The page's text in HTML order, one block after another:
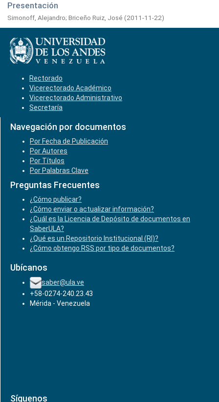
Presentación
Simonoff, Alejandro; Briceño Ruiz, José (2011-11-22)
Rectorado
Vicerectorado Académico
Vicerectorado Administrativo
Secretaría
Navegación por documentos
Por Fecha de Publicación
Por Autores
Por Títulos
Por Palabras Clave
Preguntas Frecuentes
¿Cómo publicar?
¿Cómo enviar o actualizar información?
¿Cuál es la Licencia de Depósito de documentos en
SaberULA?
¿Qué es un Repositorio Institucional (RI)?
¿Cómo obtengo RSS por tipo de documentos?
Ubícanos
saber@ula.ve
+58-0274-240.23.43
Mérida - Venezuela
Síguenos